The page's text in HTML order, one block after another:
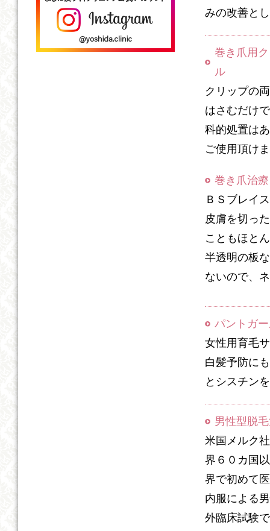
みの改善と
巻き爪用
ル
クリップの
はさむだけ
科的処置は
ご使用頂け
巻き爪治
ＢＳブレイ
皮膚を切っ
こともほと
半透明の板
ないので、
パントガ
女性用育毛
白髪予防に
とシスチン
男性型脱
米国メルク
界６０カ国
界で初めて
内服による
外臨床試験